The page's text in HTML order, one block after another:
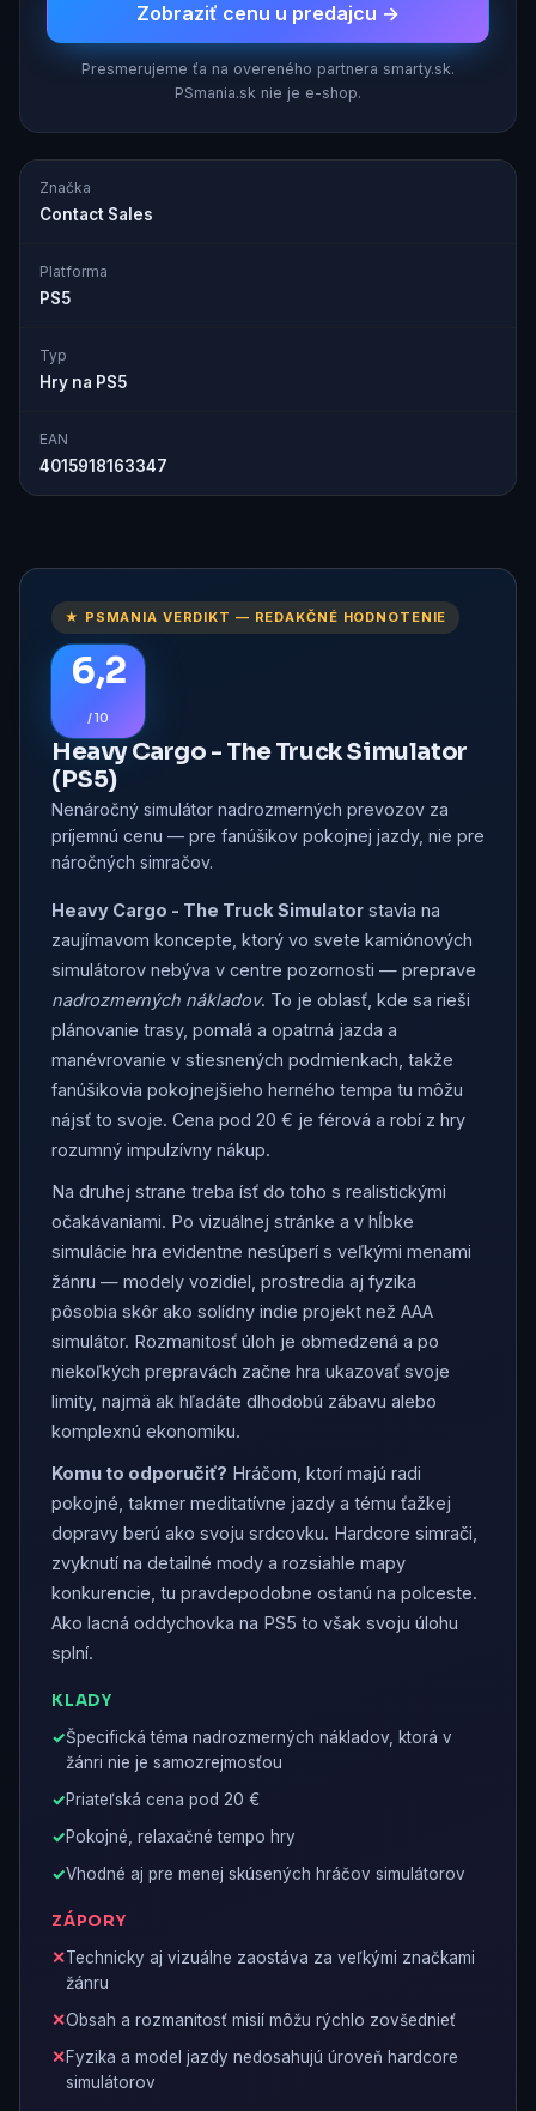
Zobraziť cenu u predajcu →
Presmerujeme ťa na overeného partnera smarty.sk.
PSmania.sk nie je e-shop.
Značka
Contact Sales
Platforma
PS5
Typ
Hry na PS5
EAN
4015918163347
★ PSMANIA VERDIKT — REDAKČNÉ HODNOTENIE
6,2
/ 10
Heavy Cargo - The Truck Simulator
(PS5)
Nenáročný simulátor nadrozmerných prevozov za
príjemnú cenu — pre fanúšikov pokojnej jazdy, nie pre
náročných simračov.
Heavy Cargo - The Truck Simulator stavia na
zaujímavom koncepte, ktorý vo svete kamiónových
simulátorov nebýva v centre pozornosti — preprave
nadrozmerných nákladov. To je oblasť, kde sa rieši
plánovanie trasy, pomalá a opatrná jazda a
manévrovanie v stiesnených podmienkach, takže
fanúšikovia pokojnejšieho herného tempa tu môžu
nájsť to svoje. Cena pod 20 € je férová a robí z hry
rozumný impulzívny nákup.
Na druhej strane treba ísť do toho s realistickými
očakávaniami. Po vizuálnej stránke a v hĺbke
simulácie hra evidentne nesúperí s veľkými menami
žánru — modely vozidiel, prostredia aj fyzika
pôsobia skôr ako solídny indie projekt než AAA
simulátor. Rozmanitosť úloh je obmedzená a po
niekoľkých prepravách začne hra ukazovať svoje
limity, najmä ak hľadáte dlhodobú zábavu alebo
komplexnú ekonomiku.
Komu to odporučiť? Hráčom, ktorí majú radi
pokojné, takmer meditatívne jazdy a tému ťažkej
dopravy berú ako svoju srdcovku. Hardcore simrači,
zvyknutí na detailné mody a rozsiahle mapy
konkurencie, tu pravdepodobne ostanú na polceste.
Ako lacná oddychovka na PS5 to však svoju úlohu
splní.
KLADY
Špecifická téma nadrozmerných nákladov, ktorá v
žánri nie je samozrejmosťou
Priateľská cena pod 20 €
Pokojné, relaxačné tempo hry
Vhodné aj pre menej skúsených hráčov simulátorov
ZÁPORY
Technicky aj vizuálne zaostáva za veľkými značkami
žánru
Obsah a rozmanitosť misií môžu rýchlo zovšednieť
Fyzika a model jazdy nedosahujú úroveň hardcore
simulátorov